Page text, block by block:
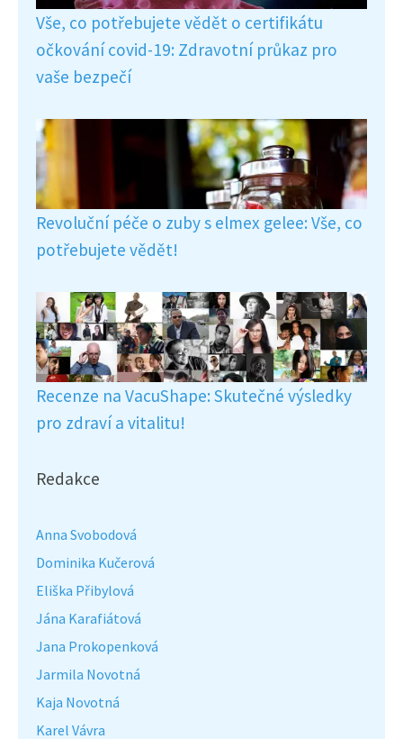
Vše, co potřebujete vědět o certifikátu
očkování covid-19: Zdravotní průkaz pro
vaše bezpečí
Revoluční péče o zuby s elmex gelee: Vše, co
potřebujete vědět!
Recenze na VacuShape: Skutečné výsledky
pro zdraví a vitalitu!
Redakce
Anna Svobodová
Dominika Kučerová
Eliška Přibylová
Jána Karafiátová
Jana Prokopenková
Jarmila Novotná
Kaja Novotná
Karel Vávra